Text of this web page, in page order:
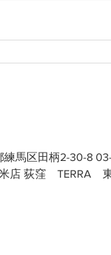
東京都練馬区上石神井4-1-6 定休日不定
米店 荻窪 TERRA